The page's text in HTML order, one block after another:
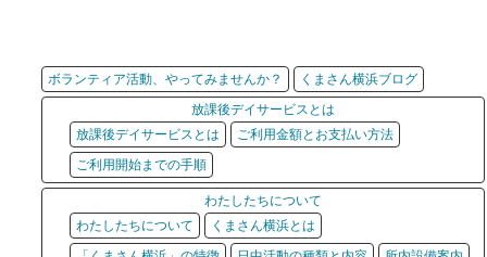
ボランティア活動、やってみませんか？
くまさん横浜ブログ
放課後デイサービスとは
放課後デイサービスとは
ご利用金額とお支払い方法
ご利用開始までの手順
わたしたちについて
わたしたちについて
くまさん横浜とは